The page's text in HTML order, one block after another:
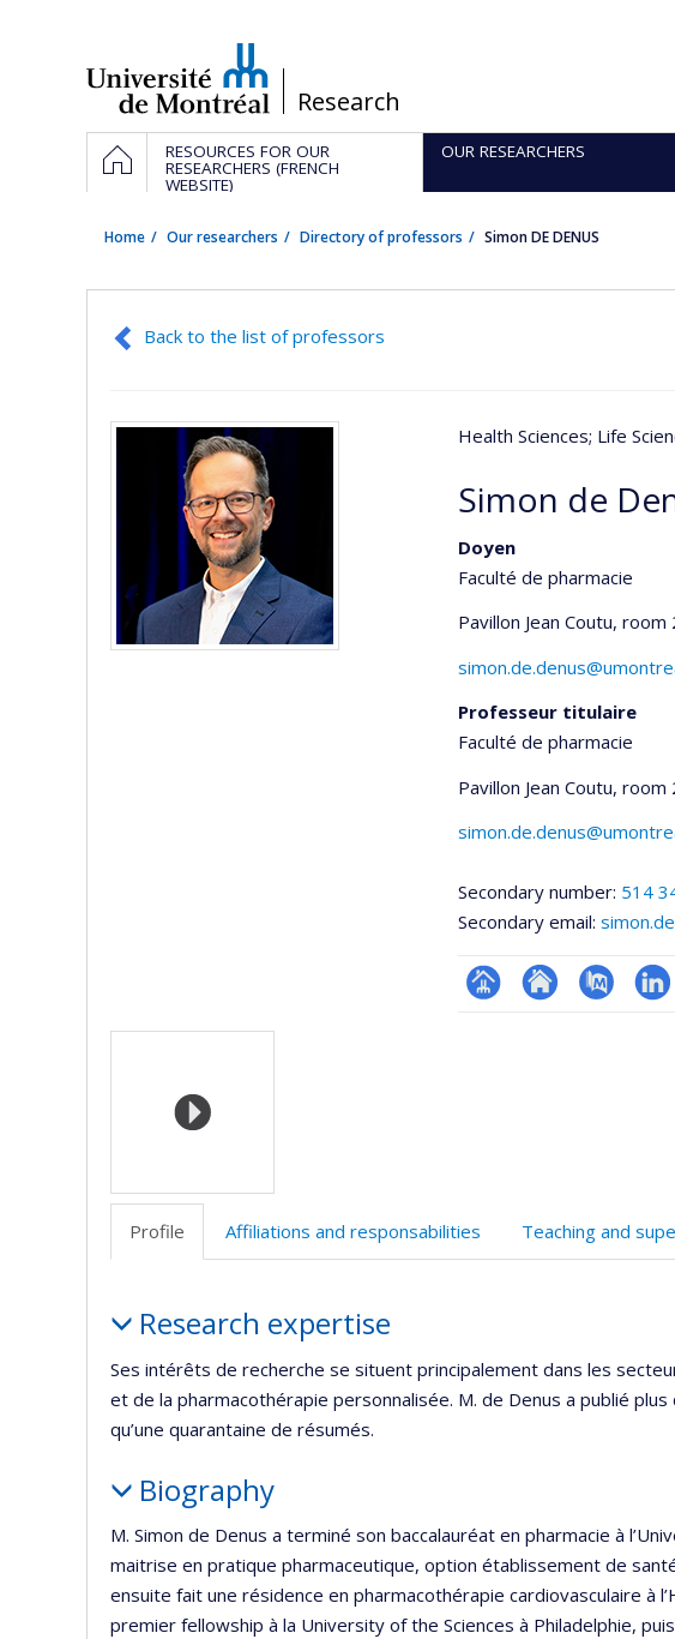
/Research
Navigation
principale
HOMERESOURCES FOR OUR
RESEARCHERS (FRENCH
WEBSITE)
OUR RESEARCHERS
Home Our researchers Directory of professors Simon DE DENUS
Back to the list of professors
Health Sciences; Life
Simon de
Doyen
Faculté de pharmacie
Pavillon Jean Coutu, room
Professeur titulaire
Faculté de pharmacie
Pavillon Jean Coutu, room
Secondary number: 514
Secondary email:
Page Site
PubMed
Media
Profile Affiliations and responsabilities Teaching and
Research expertise
Ses intérêts de recherche se situent principalement dans les
et de la pharmacothérapie personnalisée. M. de Denus a publié
qu’une quarantaine de résumés.
Biography
M. Simon de Denus a terminé son baccalauréat en pharmacie à
maitrise en pratique pharmaceutique, option établissement de
ensuite fait une résidence en pharmacothérapie cardiovasculaire à
premier fellowship à la University of the Sciences à Philadelphie,